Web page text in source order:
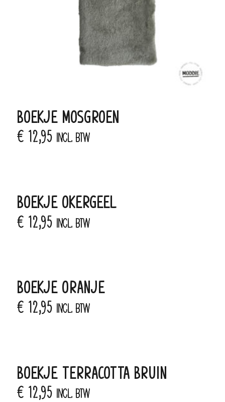
BOEKJE MOSGROEN
€ 12,95 incl. BTW
BOEKJE OKERGEEL
€ 12,95 incl. BTW
BOEKJE ORANJE
€ 12,95 incl. BTW
BOEKJE TERRACOTTA BRUIN
€ 12,95 incl. BTW